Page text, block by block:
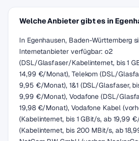
Welche Anbieter gibt es in
In Egenhausen, Baden-Württemberg
Internetanbieter verfügbar: o2
(DSL/Glasfaser/Kabelinternet, bis 1
14,99 €/Monat), Telekom (DSL/
9,95 €/Monat), 1&1 (DSL/Glasfaser,
9,99 €/Monat), Vodafone (DSL/
19,98 €/Monat), Vodafone Kabel
(Kabelinternet, bis 1 GBit/s, ab 19,99
(Kabelinternet, bis 200 MBit/s, ab